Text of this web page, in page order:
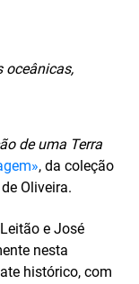
oceânicas,
de uma Terra
, da coleção
Oliveira.
e José
nesta
histórico, com